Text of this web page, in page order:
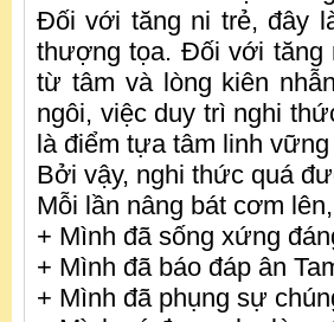
Đối với tăng ni trẻ, đây
thượng tọa. Đối với tăng
từ tâm và lòng kiên
ngôi, việc duy trì nghi
là điểm tựa tâm linh
Bởi vậy, nghi thức quá
Mỗi lần nâng bát cơm
+ Mình đã sống xứng
+ Mình đã báo đáp ân
+ Mình đã phụng sự